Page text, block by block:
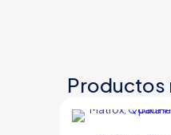
Productos